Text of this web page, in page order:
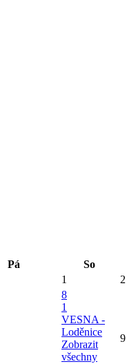
Pá
So
1 2
8
1
VESNA -
Loděnice
Zobrazit
všechny
9